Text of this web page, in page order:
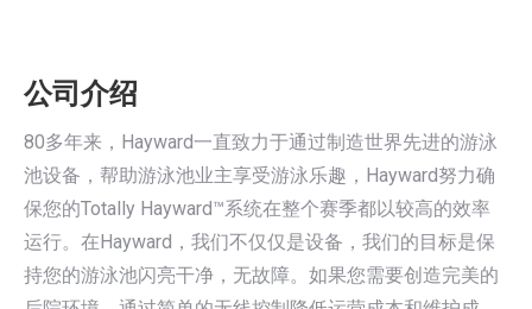
公司介绍
80多年来，Hayward一直致力于通过制造世界先进的游泳
池设备，帮助游泳池业主享受游泳乐趣，Hayward努力确
保您的Totally Hayward™系统在整个赛季都以较高的效率
运行。在Hayward，我们不仅仅是设备，我们的目标是保
持您的游泳池闪亮干净，无故障。如果您需要创造完美的